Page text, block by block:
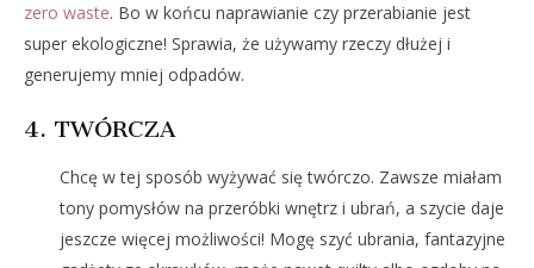
zero waste. Bo w końcu naprawianie czy przerabianie jest
super ekologiczne! Sprawia, że używamy rzeczy dłużej i
generujemy mniej odpadów.
4. TWÓRCZA
Chcę w tej sposób wyżywać się twórczo. Zawsze miałam
tony pomysłów na przeróbki wnętrz i ubrań, a szycie daje
jeszcze więcej możliwości! Mogę szyć ubrania, fantazyjne